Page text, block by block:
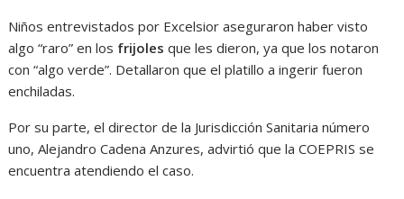
Niños entrevistados por Excelsior aseguraron haber visto
algo “raro” en los frijolesque les dieron, ya que los notaron
con “algo verde”. Detallaron que el platillo a ingerir fueron
enchiladas.
Por su parte, el director de la Jurisdicción Sanitaria número
uno, Alejandro Cadena Anzures, advirtió que la COEPRIS se
encuentra atendiendo el caso.